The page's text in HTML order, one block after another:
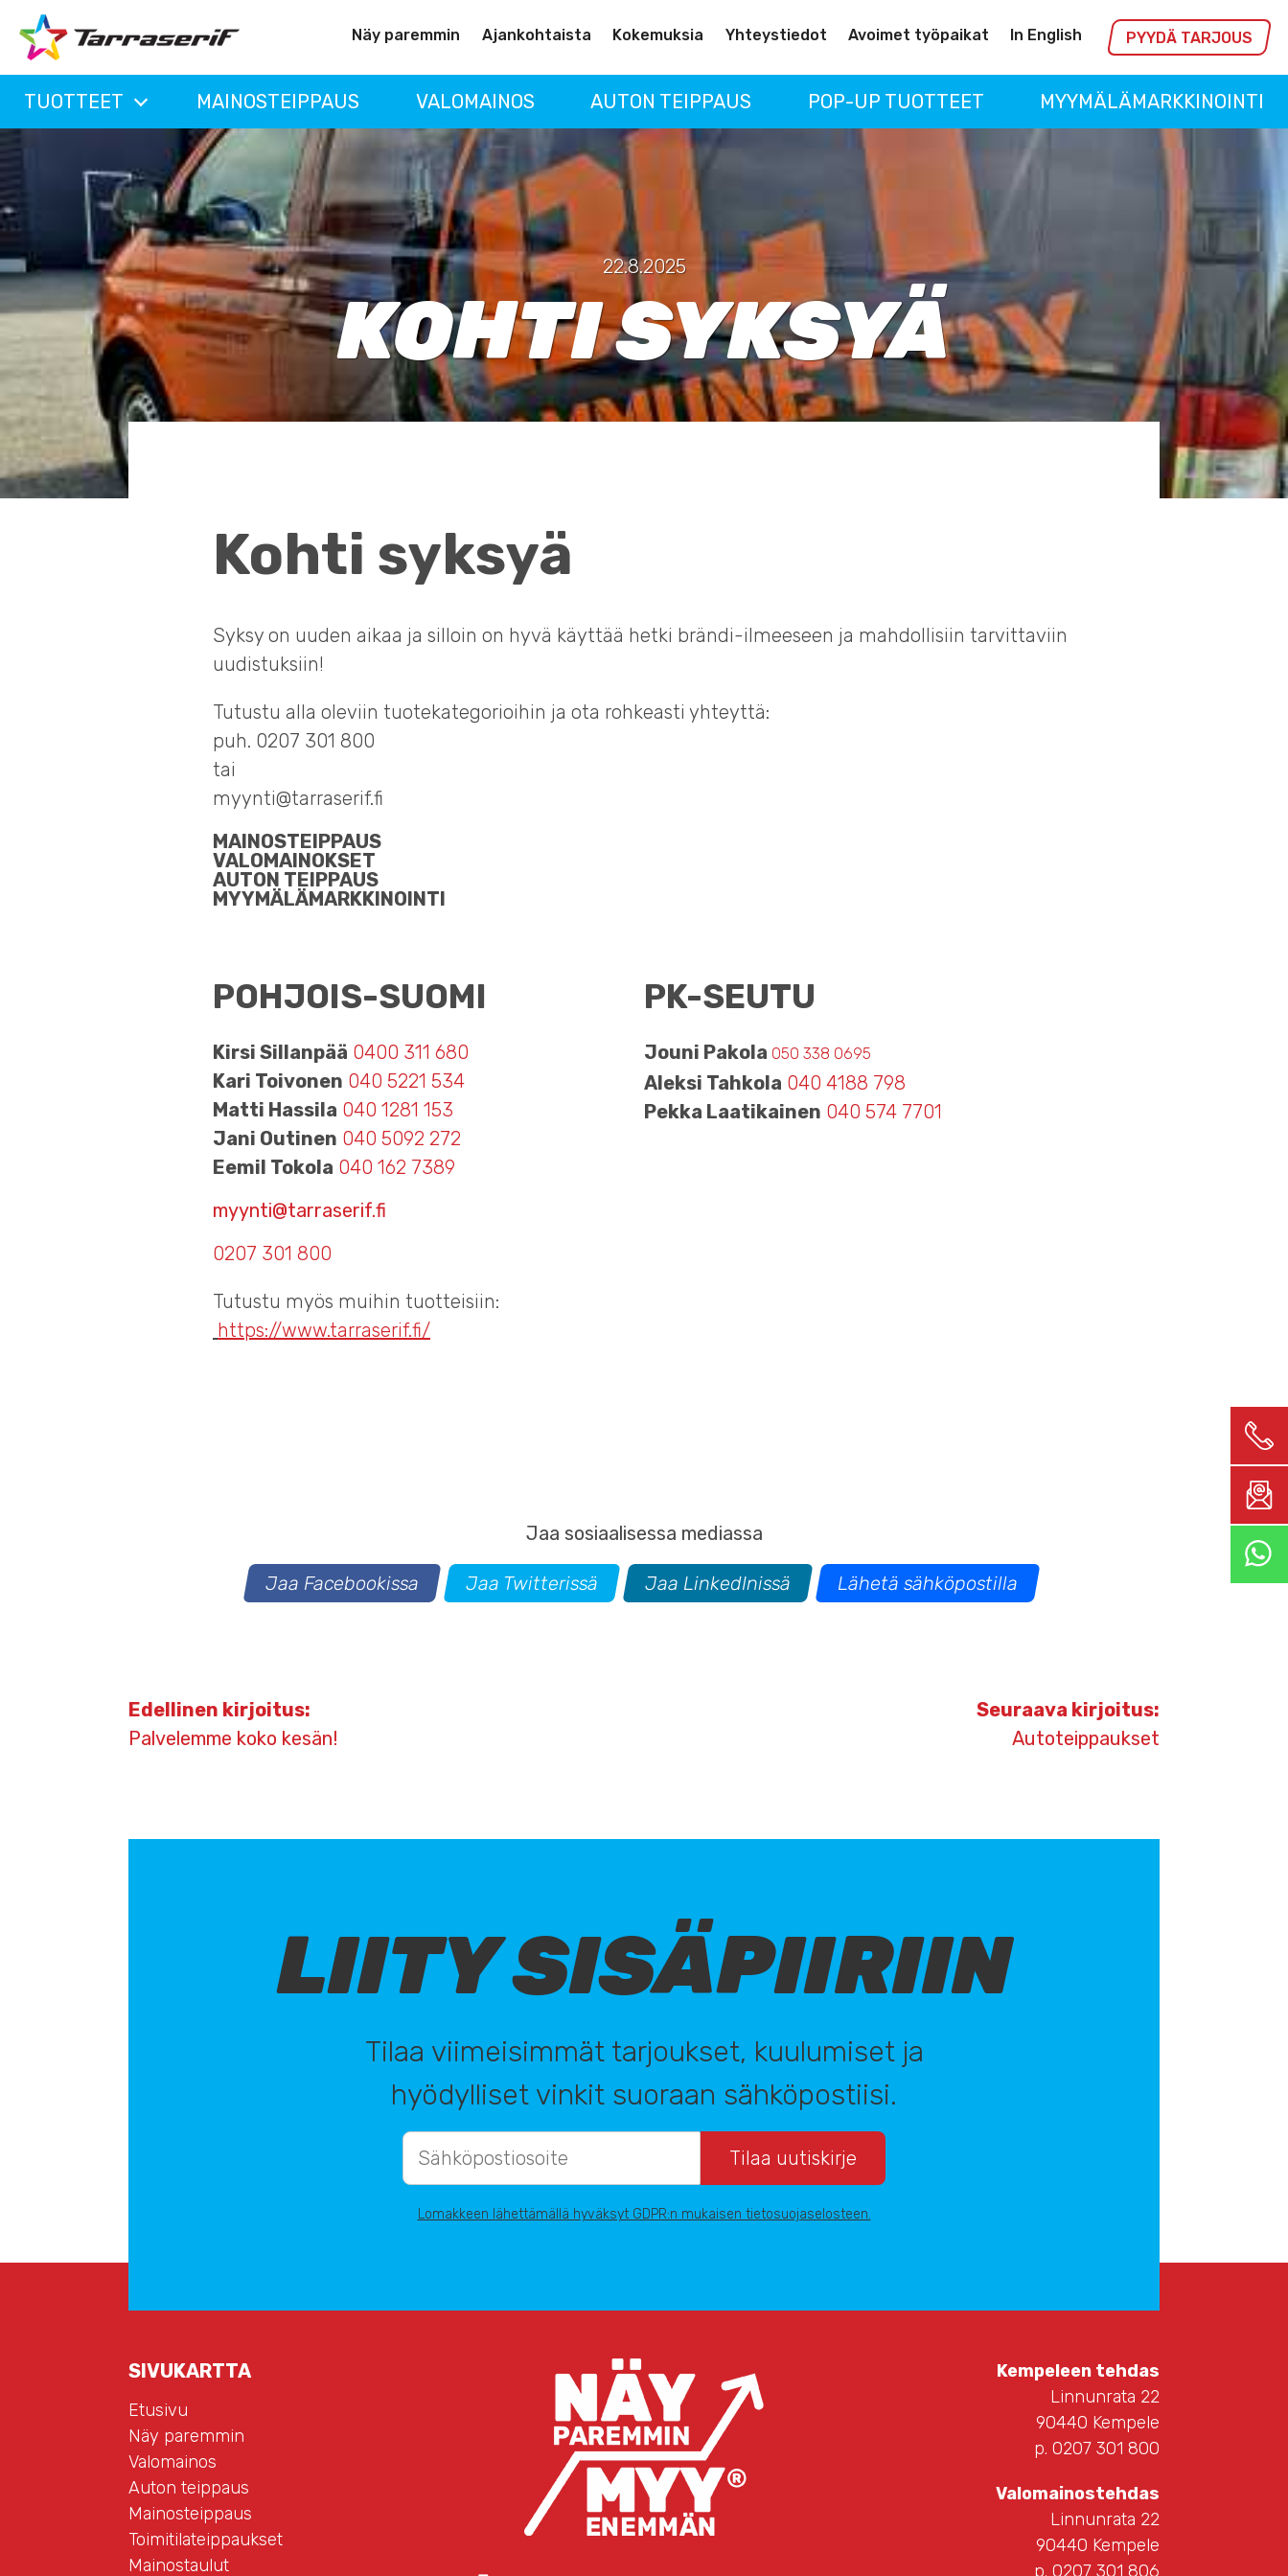
Näy paremmin Ajankohtaista Kokemuksia Yhteystiedot Avoimet työpaikat In English PYYDÄ TARJOUS
TUOTTEET MAINOSTEIPPAUS VALOMAINOS AUTON TEIPPAUS POP-UP TUOTTEET MYYMÄLÄMARKKINOINTI
22.8.2025
KOHTI SYKSYÄ
Kohti syksyä
Syksy on uuden aikaa ja silloin on hyvä käyttää hetki brändi-ilmeeseen ja mahdollisiin tarvittaviin
uudistuksiin!
Tutustu alla oleviin tuotekategorioihin ja ota rohkeasti yhteyttä:
puh. 0207 301 800
tai
myynti@tarraserif.fi
MAINOSTEIPPAUS
VALOMAINOKSET
AUTON TEIPPAUS
MYYMÄLÄMARKKINOINTI
POHJOIS-SUOMI
Kirsi Sillanpää 0400 311 680
Kari Toivonen 040 5221 534
Matti Hassila 040 1281 153
Jani Outinen 040 5092 272
Eemil Tokola 040 162 7389
PK-SEUTU
Jouni Pakola 050 338 0695
Aleksi Tahkola 040 4188 798
Pekka Laatikainen 040 574 7701
myynti@tarraserif.fi
0207 301 800
Tutustu myös muihin tuotteisiin:
https://www.tarraserif.fi/
Jaa sosiaalisessa mediassa
Jaa Facebookissa Jaa Twitterissä Jaa LinkedInissä Lähetä sähköpostilla
Artikkelien
Edellinen kirjoitus:
Palvelemme koko kesän!
Seuraava kirjoitus:
Autoteippaukset
LIITY SISÄPIIRIIN
Tilaa viimeisimmät tarjoukset, kuulumiset ja
hyödylliset vinkit suoraan sähköpostiisi.
Lomakkeen lähettämällä hyväksyt GDPR:n mukaisen tietosuojaselosteen.
SIVUKARTTA
Etusivu
Näy paremmin
Valomainos
Auton teippaus
Mainosteippaus
Toimitilateippaukset
Mainostaulut
Kempeleen tehdas
Linnunrata 22
90440 Kempele
p. 0207 301 800
Valomainostehdas
Linnunrata 22
90440 Kempele
p. 0207 301 806